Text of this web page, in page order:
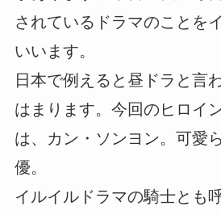
されているドラマのことを
いいます。
日本で例えると昼ドラと言
はまります。今回のヒロイ
は、カン・ソンヨン。可愛
優。
イルイルドラマの騎士とも